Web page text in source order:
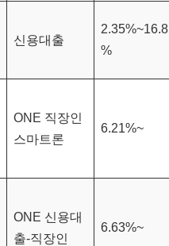
신용대출
2.35%~16.8
%
ONE 직장인
스마트론
6.21%~
ONE 신용대
출-직장인
6.63%~